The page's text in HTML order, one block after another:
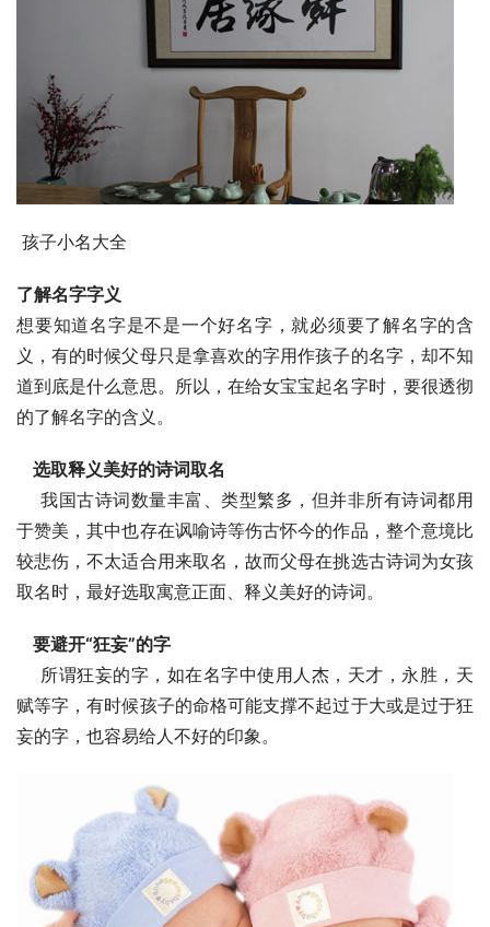
孩子小名大全
了解名字字义
想要知道名字是不是一个好名字，就必须要了解名字的含
义，有的时候父母只是拿喜欢的字用作孩子的名字，却不知
道到底是什么意思。所以，在给女宝宝起名字时，要很透彻
的了解名字的含义。
选取释义美好的诗词取名
于赞美，其中也存在讽喻诗等伤古怀今的作品，整个意境比
较悲伤，不太适合用来取名，故而父母在挑选古诗词为女孩
取名时，最好选取寓意正面、释义美好的诗词。
要避开“狂妄”的字
赋等字，有时候孩子的命格可能支撑不起过于大或是过于狂
妄的字，也容易给人不好的印象。